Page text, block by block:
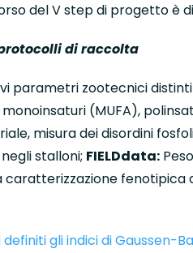
del V step di progetto è
di raccolta
parametri zootecnici
(MUFA),
misura dei disordini
stalloni; FIELDdata:
fenotipica
gli indici di Gaussen-